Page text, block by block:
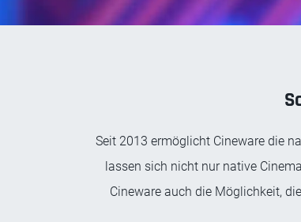
Seit 2013 ermöglicht Cineware die
lassen sich nicht nur native
Cineware auch die Möglichkeit,